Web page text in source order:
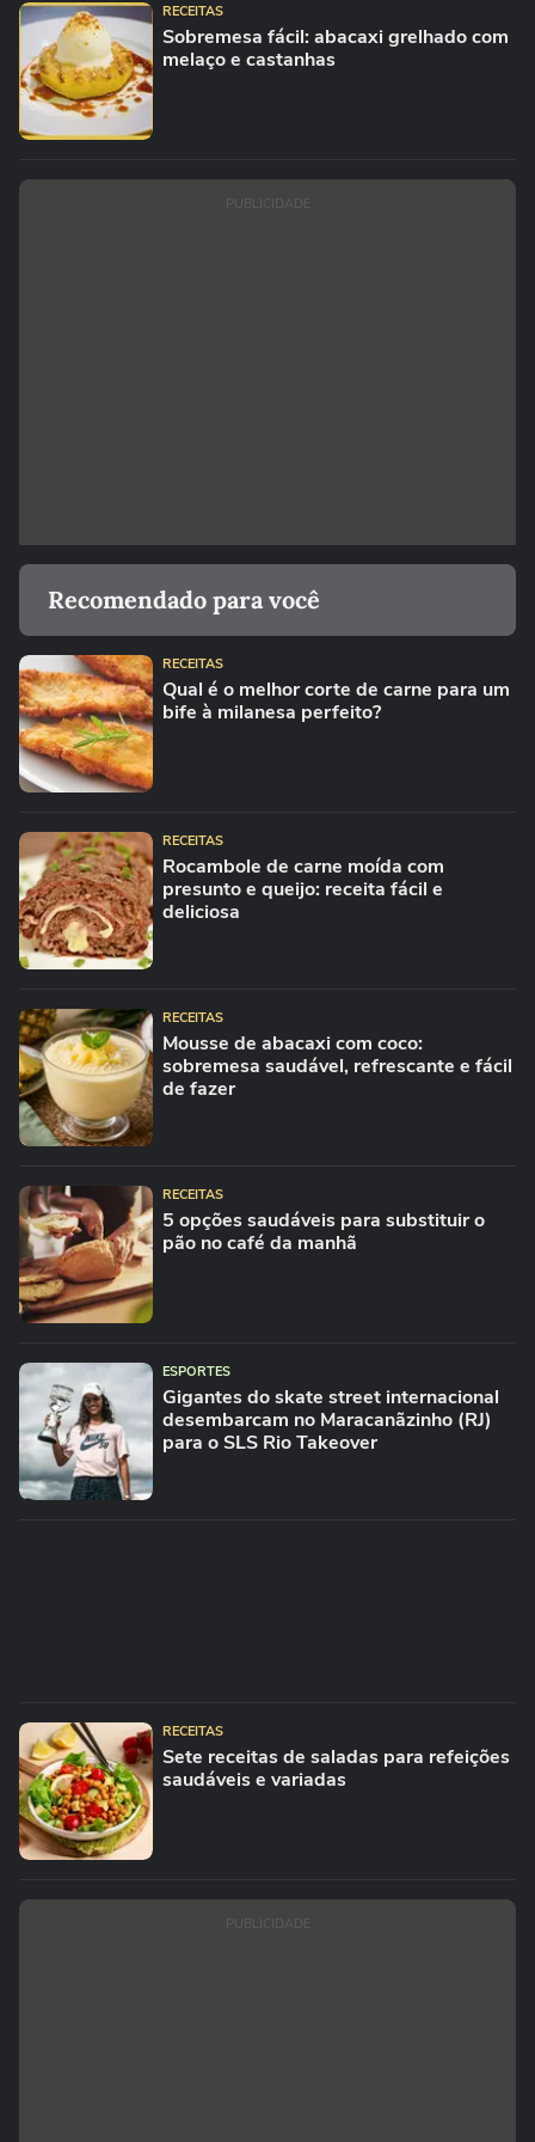
RECEITAS
Sobremesa fácil: abacaxi grelhado com
melaço e castanhas
PUBLICIDADE
Recomendado para você
RECEITAS
Qual é o melhor corte de carne para um
bife à milanesa perfeito?
RECEITAS
Rocambole de carne moída com
presunto e queijo: receita fácil e
deliciosa
RECEITAS
Mousse de abacaxi com coco:
sobremesa saudável, refrescante e fácil
de fazer
RECEITAS
5 opções saudáveis para substituir o
pão no café da manhã
ESPORTES
Gigantes do skate street internacional
desembarcam no Maracanãzinho (RJ)
para o SLS Rio Takeover
RECEITAS
Sete receitas de saladas para refeições
saudáveis e variadas
PUBLICIDADE